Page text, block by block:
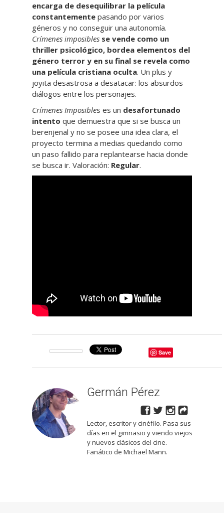
encarga de desequilibrar la película
constantemente pasando por varios
géneros y no conseguir una autonomía.
Crímenes imposibles se vende como un
thriller psicológico, bordea elementos del
género terror y en su final se revela como
una película cristiana oculta. Un plus y
joyita desastrosa a desatacar: los absurdos
diálogos entre los personajes.
Crímenes Imposibles es un desafortunado
intento que demuestra que si se busca un
berenjenal y no se posee una idea clara, el
proyecto termina a medias quedando como
un paso fallido para replantearse hacia donde
se busca ir. Valoración: Regular.
Save
Germán Pérez
Lector, escritor y cinéfilo. Pasa sus
días en el gimnasio y viendo viejos
y nuevos clásicos del cine.
Fanático de Michael Mann.